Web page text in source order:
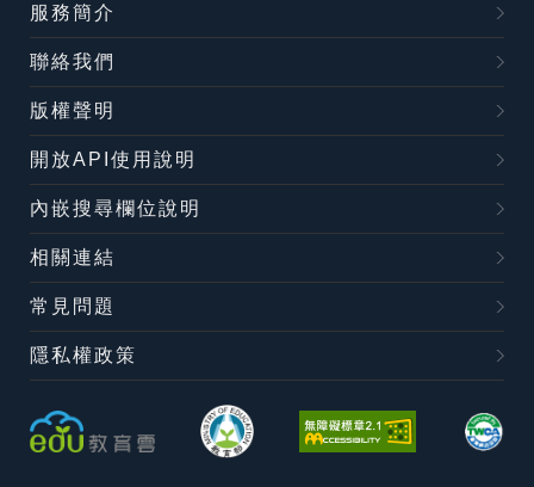
服務簡介
聯絡我們
版權聲明
開放API使用說明
內嵌搜尋欄位說明
相關連結
常見問題
隱私權政策